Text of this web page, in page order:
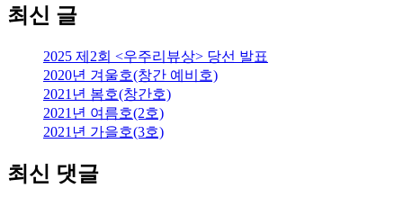
최신 글
2025 제2회 <우주리뷰상> 당선 발표
2020년 겨울호(창간 예비호)
2021년 봄호(창간호)
2021년 여름호(2호)
2021년 가을호(3호)
최신 댓글